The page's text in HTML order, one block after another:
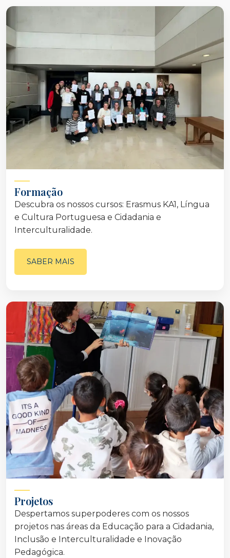
Formação
Descubra os nossos cursos: Erasmus KA1, Língua
e Cultura Portuguesa e Cidadania e
Interculturalidade.
SABER MAIS
Projetos
Despertamos superpoderes com os nossos
projetos nas áreas da Educação para a Cidadania,
Inclusão e Interculturalidade e Inovação
Pedagógica.